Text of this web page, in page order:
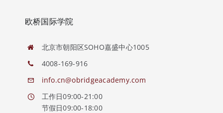
欧桥国际学院
北京市朝阳区SOHO嘉盛中心1005
4008-169-916
info.cn@obridgeacademy.com
工作日09:00-21:00
节假日09:00-18:00